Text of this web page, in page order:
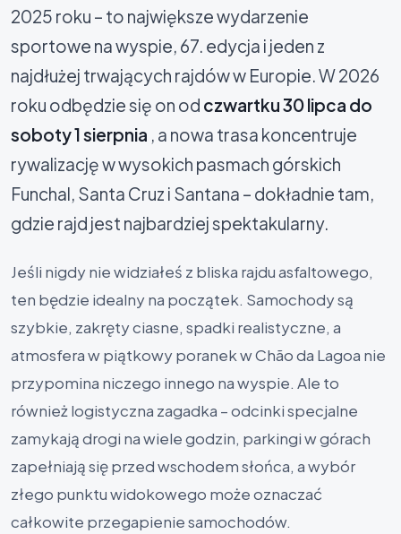
2025 roku – to największe wydarzenie
sportowe na wyspie, 67. edycja i jeden z
najdłużej trwających rajdów w Europie. W 2026
roku odbędzie się on od czwartku 30 lipca do
soboty 1 sierpnia , a nowa trasa koncentruje
rywalizację w wysokich pasmach górskich
Funchal, Santa Cruz i Santana – dokładnie tam,
gdzie rajd jest najbardziej spektakularny.
Jeśli nigdy nie widziałeś z bliska rajdu asfaltowego,
ten będzie idealny na początek. Samochody są
szybkie, zakręty ciasne, spadki realistyczne, a
atmosfera w piątkowy poranek w Chão da Lagoa nie
przypomina niczego innego na wyspie. Ale to
również logistyczna zagadka – odcinki specjalne
zamykają drogi na wiele godzin, parkingi w górach
zapełniają się przed wschodem słońca, a wybór
złego punktu widokowego może oznaczać
całkowite przegapienie samochodów.